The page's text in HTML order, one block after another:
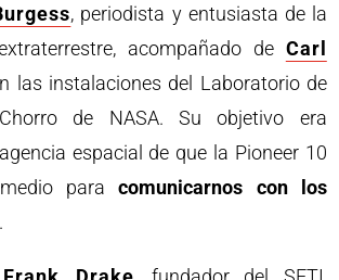
, periodista y entusiasta de la
acompañado de Carl
las instalaciones del Laboratorio de
de NASA. Su objetivo era
espacial de que la Pioneer 10
paracomunicarnos con los
.